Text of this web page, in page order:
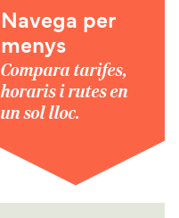
Navega per
menys
Compara tarifes,
horaris i rutes en
un sol lloc.